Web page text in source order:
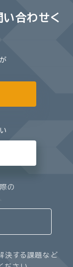
合わせく
の
する課題など